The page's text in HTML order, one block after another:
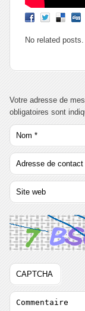
No related posts.
Votre adresse de
obligatoires sont